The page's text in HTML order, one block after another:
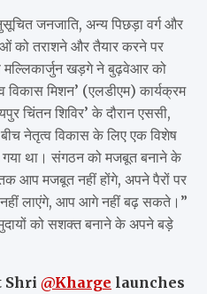
जनजाति, अन्य पिछड़ा वर्ग और
को तराशने और तैयार करने पर
मल्लिकार्जुन खड़गे ने बुढ़वेआर को
मिशन’ (एलडीएम) कार्यक्रम
चिंतन शिविर’ के दौरान एससी,
नेतृत्व विकास के लिए एक विशेष
गया था। संगठन को मजबूत बनाने के
आप मजबूत नहीं होंगे, अपने पैरों पर
नहीं लाएंगे, आप आगे नहीं बढ़ सकते।”
को सशक्त बनाने के अपने बड़े
Shri @Kharge launches